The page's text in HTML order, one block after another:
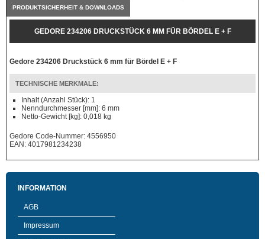
PRODUKTSICHERHEIT & DOWNLOADS
GEDORE 234206 DRUCKSTÜCK 6 MM FÜR BÖRDEL E + F
Gedore 234206 Druckstück 6 mm für Bördel E + F
TECHNISCHE MERKMALE:
Inhalt (Anzahl Stück): 1
Nenndurchmesser [mm]: 6 mm
Netto-Gewicht [kg]: 0,018 kg
Gedore Code-Nummer: 4556950
EAN: 4017981234238
INFORMATION
AGB
Impressum